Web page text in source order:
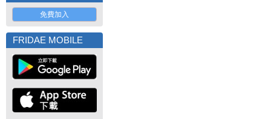
免費加入
FRIDAE MOBILE